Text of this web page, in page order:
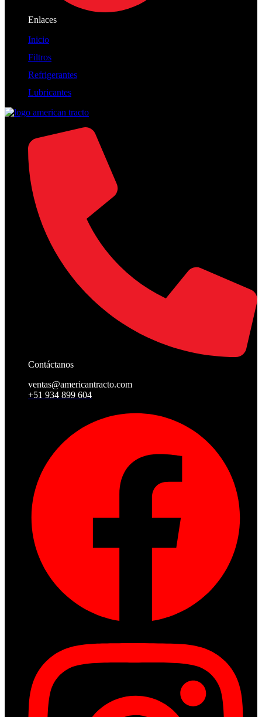
Enlaces
Inicio
Filtros
Refrigerantes
Lubricantes
Contáctanos
ventas@americantracto.com
+51 934 899 604